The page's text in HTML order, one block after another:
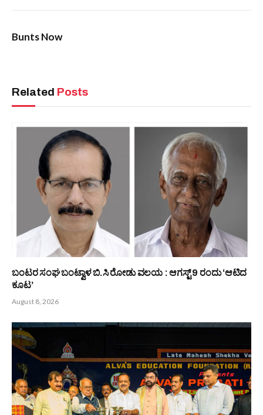
‘ಯಕ್ಷಧ್ರುವ ವಿದ್ಯಾರ್ಥಿ ಸಮ್ಮಿಲನ’-
ಪಂಜ, ಮುಲ್ಲಕಾಡು ಶಾಲೆಗಳಿಗೆ ಪ್ರಶಸ್ತಿ
Bunts Now